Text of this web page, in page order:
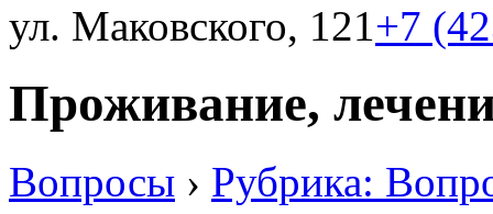
ул. Маковского, 121+7
Проживание,
Вопросы › Рубрика: